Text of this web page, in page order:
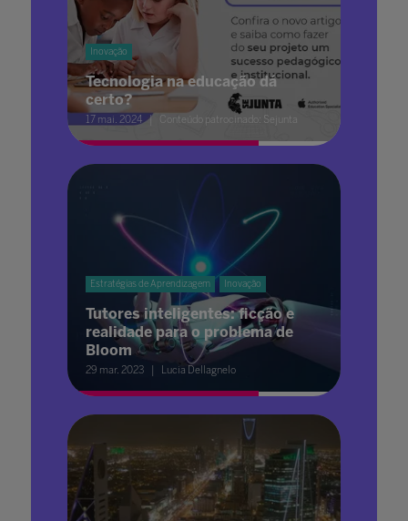
Inovação
Tecnologia na educação dá
certo?
17 mai. 2024 Conteúdo patrocinado: Sejunta
Estratégias de Aprendizagem Inovação
Tutores inteligentes: ficção e
realidade para o problema de
Bloom
29 mar. 2023 Lucia Dellagnelo